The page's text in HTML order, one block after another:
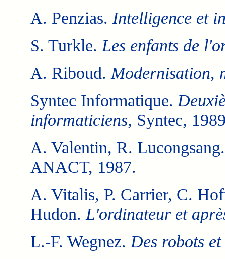
A. Penzias. Intelligence et
S. Turkle. Les enfants de
A. Riboud. Modernisation,
Syntec Informatique.
informaticiens, Syntec,
A. Valentin, R.
ANACT, 1987.
A. Vitalis, P. Carrier, C.
Hudon. L'ordinateur et
L.-F. Wegnez. Des robots et